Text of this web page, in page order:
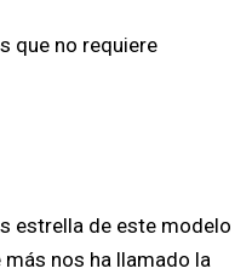
que no requiere
estrella de este modelo
nos ha llamado la